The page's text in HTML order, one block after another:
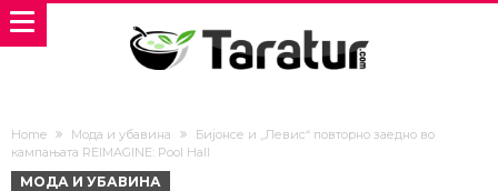
Home Мода и убавина
Бијонсе и „Левис“ повторно заедно во
кампањата REIMAGINE: Pool Hall
МОДА И УБАВИНА